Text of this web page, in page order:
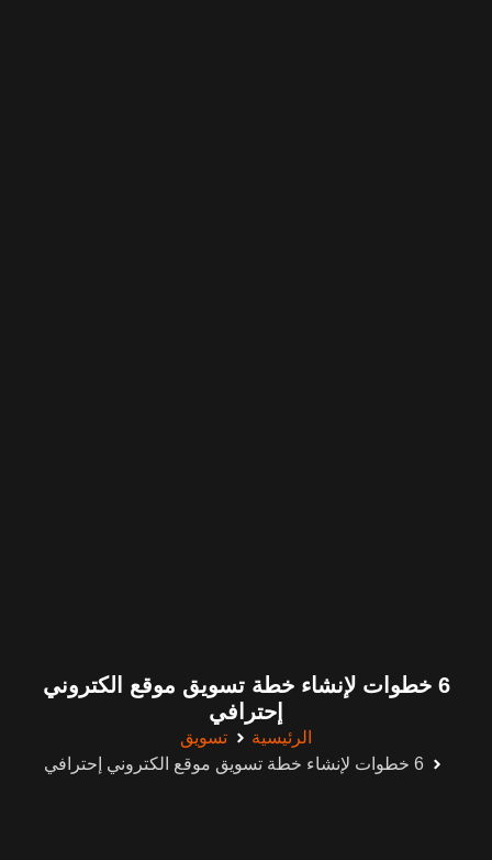
6 خطوات لإنشاء خطة تسويق موقع الكتروني
إحترافي
الرئيسية
تسويق
6 خطوات لإنشاء خطة تسويق موقع الكتروني إحترافي